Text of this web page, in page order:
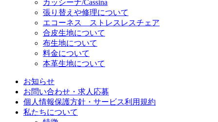
カッシーナ/Cassina
張り替えや修理について
エコーネス ストレスレスチェア
合皮生地について
布生地について
料金について
本革生地について
お知らせ
お問い合わせ・求人応募
個人情報保護方針・サービス利用規約
私たちについて